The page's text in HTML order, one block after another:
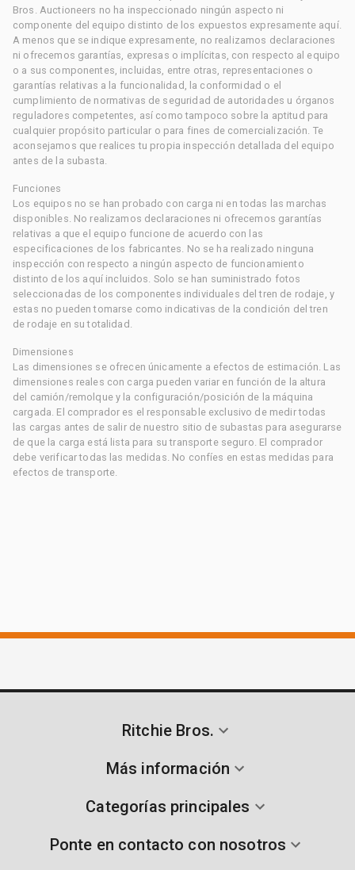
Bros. Auctioneers no ha inspeccionado ningún aspecto ni
componente del equipo distinto de los expuestos expresamente aquí.
A menos que se indique expresamente, no realizamos declaraciones
ni ofrecemos garantías, expresas o implícitas, con respecto al equipo
o a sus componentes, incluidas, entre otras, representaciones o
garantías relativas a la funcionalidad, la conformidad o el
cumplimiento de normativas de seguridad de autoridades u órganos
reguladores competentes, así como tampoco sobre la aptitud para
cualquier propósito particular o para fines de comercialización. Te
aconsejamos que realices tu propia inspección detallada del equipo
antes de la subasta.
Funciones
Los equipos no se han probado con carga ni en todas las marchas
disponibles. No realizamos declaraciones ni ofrecemos garantías
relativas a que el equipo funcione de acuerdo con las
especificaciones de los fabricantes. No se ha realizado ninguna
inspección con respecto a ningún aspecto de funcionamiento
distinto de los aquí incluidos. Solo se han suministrado fotos
seleccionadas de los componentes individuales del tren de rodaje, y
estas no pueden tomarse como indicativas de la condición del tren
de rodaje en su totalidad.
Dimensiones
Las dimensiones se ofrecen únicamente a efectos de estimación. Las
dimensiones reales con carga pueden variar en función de la altura
del camión/remolque y la configuración/posición de la máquina
cargada. El comprador es el responsable exclusivo de medir todas
las cargas antes de salir de nuestro sitio de subastas para asegurarse
de que la carga está lista para su transporte seguro. El comprador
debe verificar todas las medidas. No confíes en estas medidas para
efectos de transporte.
Ritchie Bros.
Más información
Categorías principales
Ponte en contacto con nosotros